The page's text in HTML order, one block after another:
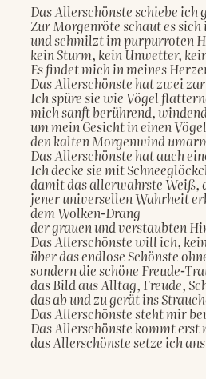
Das Allerschönste schiebe ich
Zur Morgenröte schaut es
und schmilzt im purpurroten
kein Sturm, kein Unwetter,
Es findet mich in meines
Das Allerschönste hat zwei
Ich spüre sie wie Vögel
mich sanft berührend,
um mein Gesicht in einen
den kalten Morgenwind
Das Allerschönste hat auch
Ich decke sie mit
damit das allerwahrste Weiß,
jener universellen Wahrheit
dem Wolken-Drang
der grauen und verstaubten
Das Allerschönste will ich,
über das endlose Schönste
sondern die schöne Freude-
das Bild aus Alltag, Freude,
das ab und zu gerät ins
Das Allerschönste steht mir
Das Allerschönste kommt erst